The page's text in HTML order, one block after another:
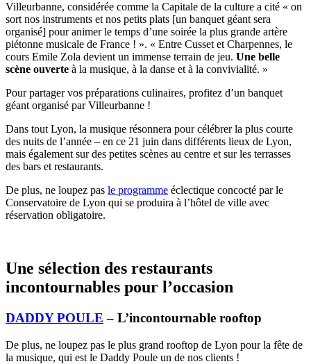
Villeurbanne, considérée comme la Capitale de la culture a cité « on
sort nos instruments et nos petits plats [un banquet géant sera
organisé] pour animer le temps d’une soirée la plus grande artère
piétonne musicale de France ! ». « Entre Cusset et Charpennes, le
cours Emile Zola devient un immense terrain de jeu. Une belle
scène ouverte à la musique, à la danse et à la convivialité. »
Pour partager vos préparations culinaires, profitez d’un banquet
géant organisé par Villeurbanne !
Dans tout Lyon, la musique résonnera pour célébrer la plus courte
des nuits de l’année – en ce 21 juin dans différents lieux de Lyon,
mais également sur des petites scènes au centre et sur les terrasses
des bars et restaurants.
De plus, ne loupez pas le programme éclectique concocté par le
Conservatoire de Lyon qui se produira à l’hôtel de ville avec
réservation obligatoire.
Une sélection des restaurants
incontournables pour l’occasion
DADDY POULE – L’incontournable rooftop
De plus, ne loupez pas le plus grand rooftop de Lyon pour la fête de
la musique, qui est le Daddy Poule un de nos clients !